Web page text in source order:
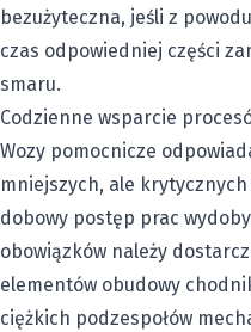
bezużyteczna, jeśli z
czas odpowiedniej części
smaru.
Codzienne wsparcie
Wozy pomocnicze
mniejszych, ale
dobowy postęp prac
obowiązków należy
elementów obudowy
ciężkich podzespołów